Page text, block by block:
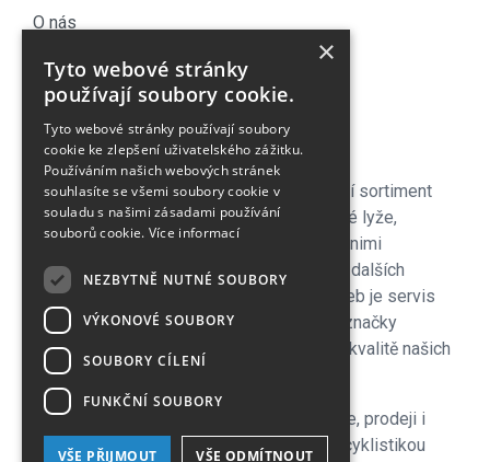
O nás
Obchodní podmínky
Kontakt
Pro naše zákazníky je připraven kompletní sortiment
lyžařského vybavení - sjezdové a bežecké lyže,
lyžařské a běžecké boty, snowboardy a s nimi
související vybavení, oblečení a celá řada dalších
doplňků. Důležitou součástí zimních služeb je servis
lyží i snowboardů na špičkových strojích značky
Wintersteiger zkušenými servismeny. Na kvalitě našich
servisů si velmi zakládáme!
V letní sezoně se plně věnujeme cyklistice, prodeji i
servisu kol a nabízíme veškeré služby s cyklistikou
×
Tyto webové stránky
používají soubory cookie.
Tyto webové stránky používají soubory
cookie ke zlepšení uživatelského zážitku.
Používáním našich webových stránek
souhlasíte se všemi soubory cookie v
souladu s našimi zásadami používání
souborů cookie. Více informací
NEZBYTNĚ NUTNÉ SOUBORY
VÝKONOVÉ SOUBORY
SOUBORY CÍLENÍ
FUNKČNÍ SOUBORY
VŠE PŘIJMOUT VŠE ODMÍTNOUT